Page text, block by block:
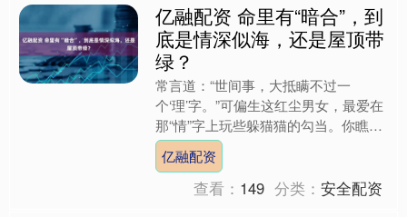
亿融配资 命里有“暗合”，到
底是情深似海，还是屋顶带
绿？
常言道：“世间事，大抵瞒不过一
个‘理’字。”可偏生这红尘男女，最爱在
那“情”字上玩些躲猫猫的勾当。你瞧那
戏台上，崔莺莺与张生翻墙约会，那是
情投意合；可若放到了命....
亿融配资
查看： 149 分类：安全配资